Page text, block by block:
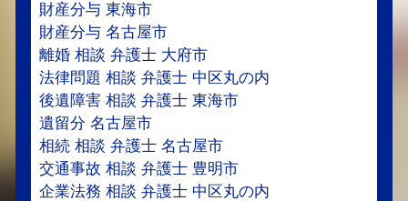
財産分与 東海市
財産分与 名古屋市
離婚 相談 弁護士 大府市
法律問題 相談 弁護士 中区丸の内
後遺障害 相談 弁護士 東海市
遺留分 名古屋市
相続 相談 弁護士 名古屋市
交通事故 相談 弁護士 豊明市
企業法務 相談 弁護士 中区丸の内